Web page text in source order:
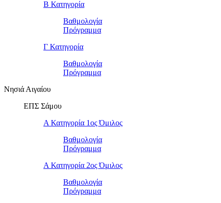
Β Κατηγορία
Βαθμολογία
Πρόγραμμα
Γ Κατηγορία
Βαθμολογία
Πρόγραμμα
Νησιά Αιγαίου
ΕΠΣ Σάμου
Α Κατηγορία 1ος Όμιλος
Βαθμολογία
Πρόγραμμα
Α Κατηγορία 2ος Όμιλος
Βαθμολογία
Πρόγραμμα